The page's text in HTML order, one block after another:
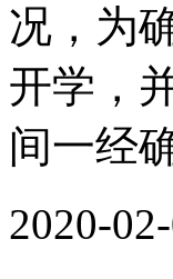
况，为
开学，
间一经
2020-